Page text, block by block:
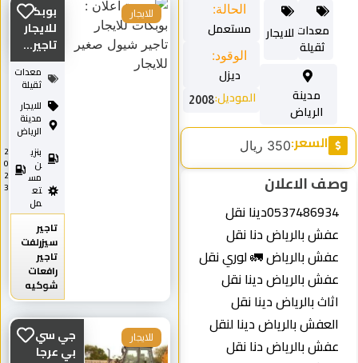
الحالة:
مستعمل
الوقود:
ديزل
الموديل:2008
مدينة
الرياض
معدات
ثقيلة
للايجار
السعر:350 ريال
وصف الاعلان
‏0537486934دينا نقل
عفش بالرياض دنا نقل
عفش بالرياض 🚛 لوري نقل
عفش بالرياض دينا نقل
اثاث بالرياض دينا نقل
العفش بالرياض دينا لنقل
عفش بالرياض دنا نقل
بوبكات
للايجار
تاجير...
معدات
ثقيلة
للايجار
مدينة
الرياض
بنزي
ن
مس
تع
مل
2
0
2
3
تاجير
سيزرلفت
تاجير
رافعات
شوكيه
للايجار
جي سي
بي عرجا
للايجار